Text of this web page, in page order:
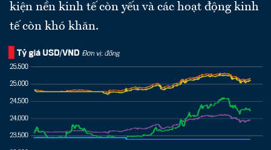
kiện nền kinh tế còn yếu và các hoạt động kinh
tế còn khó khăn.